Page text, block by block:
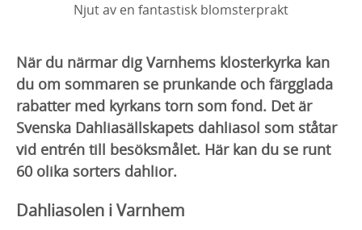
Njut av en fantastisk blomsterprakt
När du närmar dig Varnhems klosterkyrka kan
du om sommaren se prunkande och färgglada
rabatter med kyrkans torn som fond. Det är
Svenska Dahliasällskapets dahliasol som ståtar
vid entrén till besöksmålet. Här kan du se runt
60 olika sorters dahlior.
Dahliasolen i Varnhem